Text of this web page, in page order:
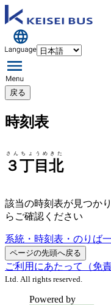
戻る
時刻表
３丁目北
さんちょうめきた
該当の時刻表が見つか
らご確認ください
系統・時刻表・のりば
ページの先頭へ戻る
ご利用にあたって（免
Ltd. All rights reserved.
Powered by